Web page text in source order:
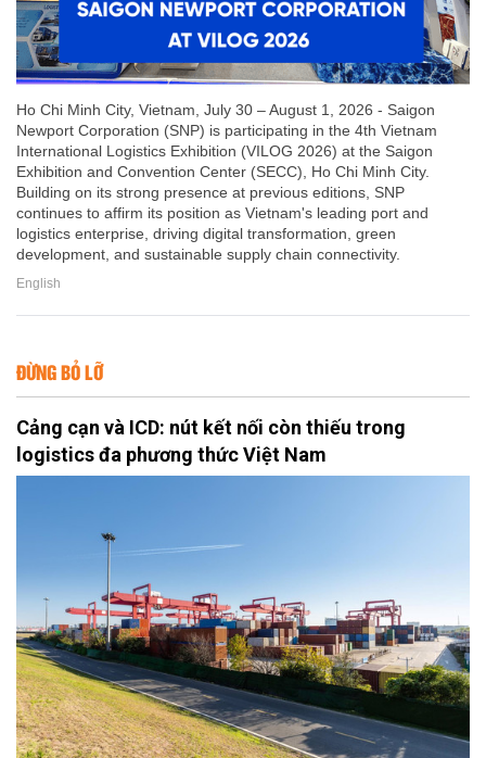
Ho Chi Minh City, Vietnam, July 30 – August 1, 2026 - Saigon
Newport Corporation (SNP) is participating in the 4th Vietnam
International Logistics Exhibition (VILOG 2026) at the Saigon
Exhibition and Convention Center (SECC), Ho Chi Minh City.
Building on its strong presence at previous editions, SNP
continues to affirm its position as Vietnam's leading port and
logistics enterprise, driving digital transformation, green
development, and sustainable supply chain connectivity.
English
ĐỪNG BỎ LỠ
Cảng cạn và ICD: nút kết nối còn thiếu trong
logistics đa phương thức Việt Nam